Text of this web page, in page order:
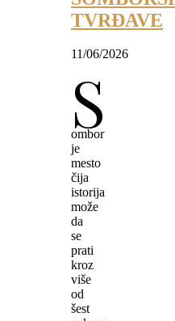
TVRĐAVE
11/06/2026
S
ombor
je
mesto
čija
istorija
može
da
se
prati
kroz
više
od
šest